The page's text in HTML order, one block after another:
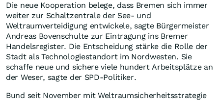
Die neue Kooperation belege, dass Bremen sich immer
weiter zur Schaltzentrale der See- und
Weltraumverteidigung entwickele, sagte Bürgermeister
Andreas Bovenschulte zur Eintragung ins Bremer
Handelsregister. Die Entscheidung stärke die Rolle der
Stadt als Technologiestandort im Nordwesten. Sie
schaffe neue und sichere viele hundert Arbeitsplätze an
der Weser, sagte der SPD-Politiker.
Bund seit November mit Weltraumsicherheitsstrategie